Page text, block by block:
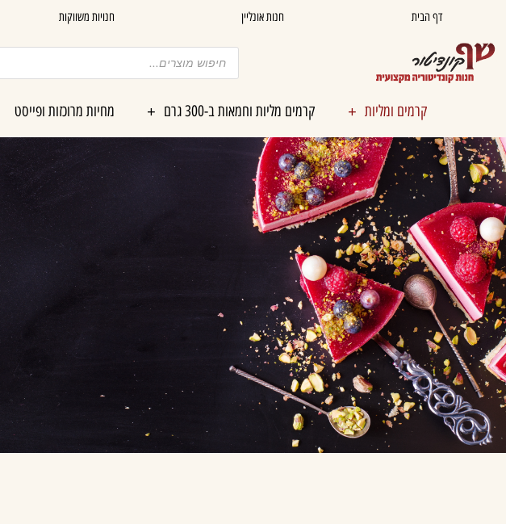
דף הבית חנות אונליין חנויות משווקות
Products
search
קרמים ומליות קרמים מליות וחמאות ב-300 גרם מחיות מרוכזות ופייסט